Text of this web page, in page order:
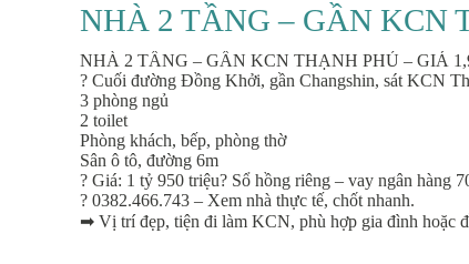
NHÀ 2 TẦNG – GẦN KCN
NHÀ 2 TẦNG – GẦN KCN THẠNH PHÚ – GIÁ
? Cuối đường Đồng Khởi, gần Changshin, sát KCN
3 phòng ngủ
2 toilet
Phòng khách, bếp, phòng thờ
Sân ô tô, đường 6m
? Giá: 1 tỷ 950 triệu? Sổ hồng riêng – vay ngân hàng
? 0382.466.743 – Xem nhà thực tế, chốt nhanh.
➡ Vị trí đẹp, tiện đi làm KCN, phù hợp gia đình hoặc